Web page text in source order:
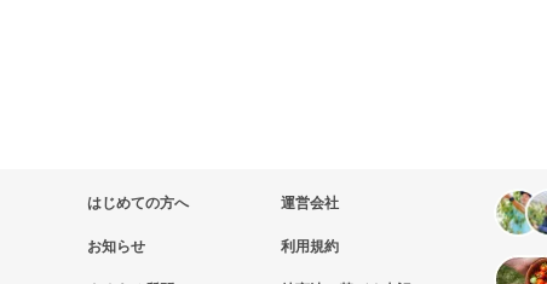
はじめての方へ
お知らせ
運営会社
利用規約